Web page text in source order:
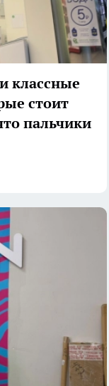
классные
стоит
пальчики